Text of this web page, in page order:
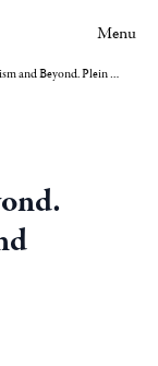
Menu
Impressionism, Post Impressionism and Beyond. Plein Air Landscapes and Portraiture